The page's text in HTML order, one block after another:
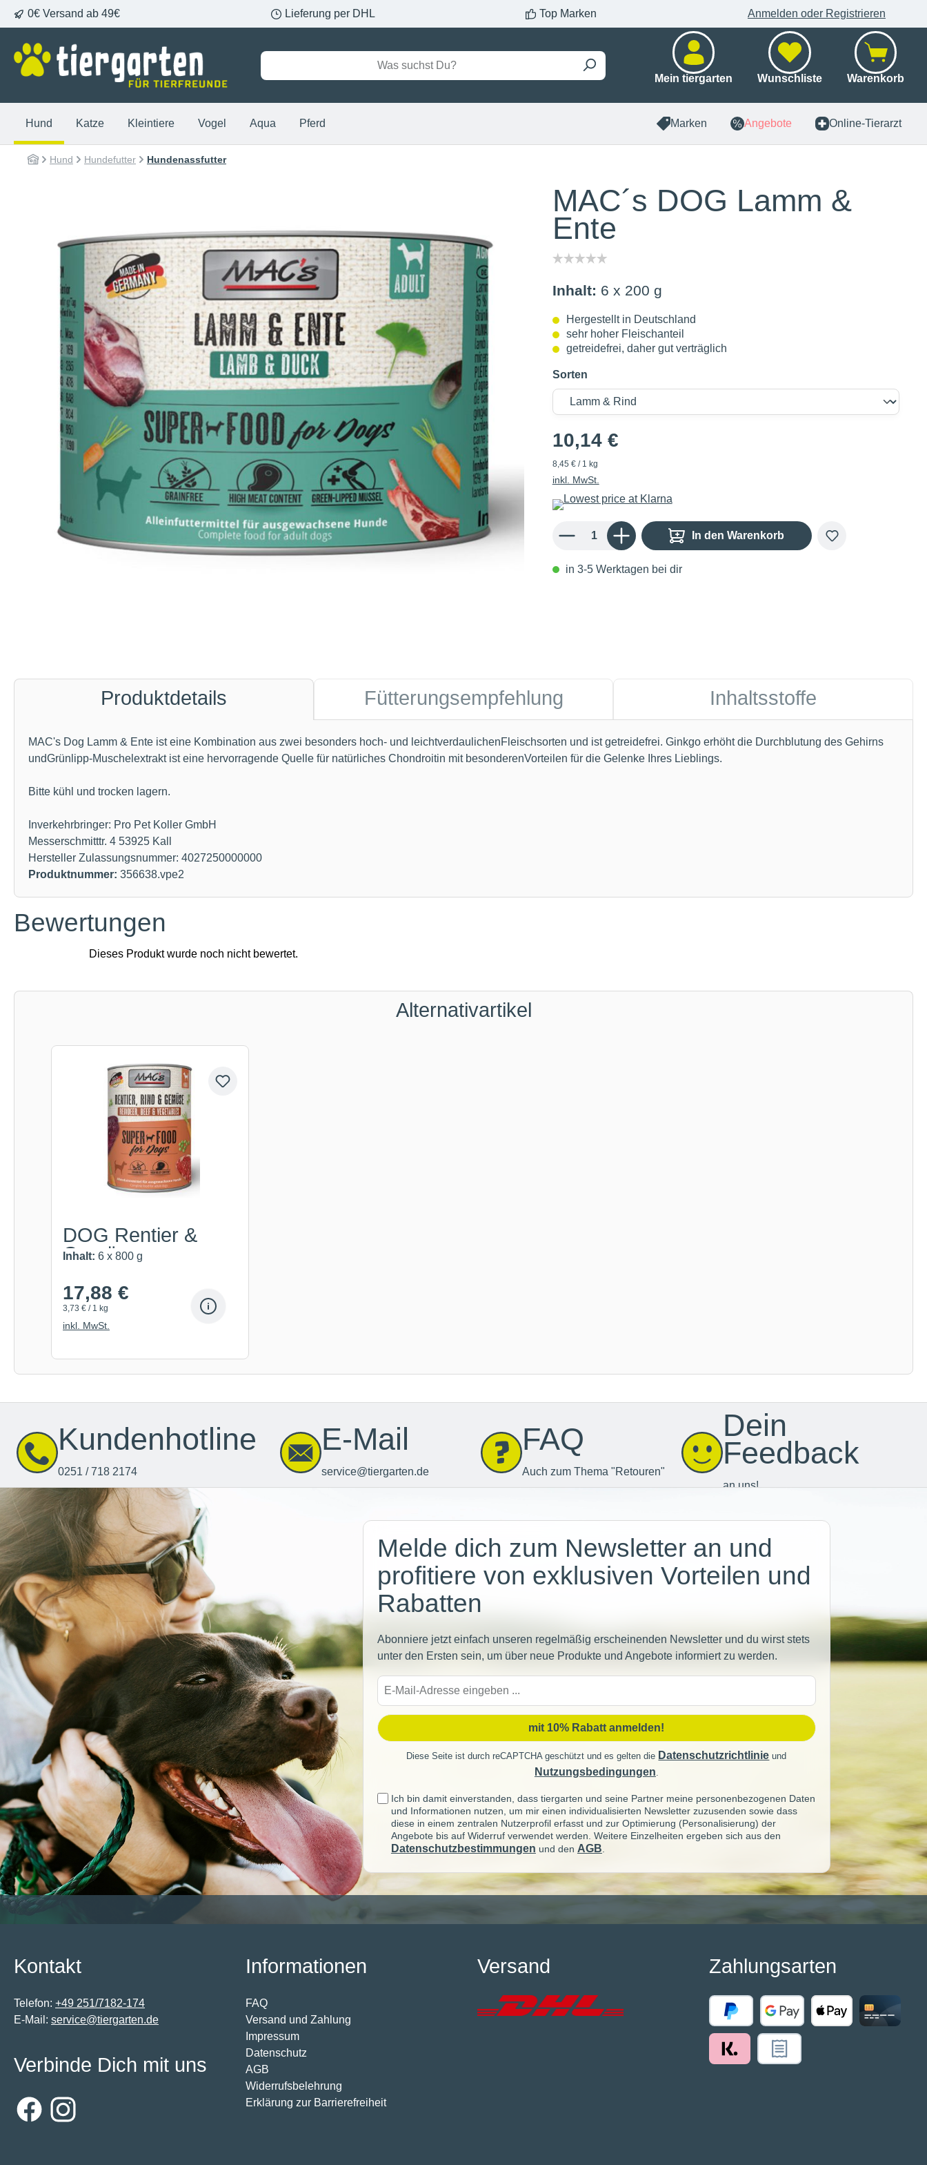
Zur Hauptnavigation springen
0€ Versand ab 49€ Lieferung per DHL Top Marken Anmelden oder Registrieren
Mein tiergarten Wunschliste Warenkorb
Hund Katze Kleintiere Vogel Aqua Pferd Marken Angebote Online-Tierarzt
Hund Hundefutter Hundenassfutter
MAC´s DOG Lamm &
Ente
Inhalt: 6 x 200 g
Hergestellt in Deutschland
sehr hoher Fleischanteil
getreidefrei, daher gut verträglich
Sorten
10,14 €
8,45 € / 1 kg
inkl. MwSt.
Produkt Anzahl: Gib den gewünschten Wert ein oder benutze die Schaltflächen um die Anzahl zu
In den Warenkorb
in 3-5 Werktagen bei dir
Produktdetails Fütterungsempfehlung Inhaltsstoffe
MAC's Dog Lamm & Ente ist eine Kombination aus zwei besonders hoch- und leichtverdaulichenFleischsorten und ist getreidefrei. Ginkgo erhöht die Durchblutung des Gehirns
undGrünlipp-Muschelextrakt ist eine hervorragende Quelle für natürliches Chondroitin mit besonderenVorteilen für die Gelenke Ihres Lieblings.
Bitte kühl und trocken lagern.
Inverkehrbringer: Pro Pet Koller GmbH
Messerschmitttr. 4 53925 Kall
Hersteller Zulassungsnummer: 4027250000000
Produktnummer: 356638.vpe2
Bewertungen
Alternativartikel
Produktgalerie überspringen
DOG Rentier &
Gemüse
Inhalt: 6 x 800 g
17,88 €
3,73 € / 1 kg
inkl. MwSt.
Kundenhotline
0251 / 718 2174
E-Mail
service@tiergarten.de
FAQ
Auch zum Thema "Retouren"
Dein
Feedback
an uns!
Melde dich zum Newsletter an und
profitiere von exklusiven Vorteilen und
Rabatten
Abonniere jetzt einfach unseren regelmäßig erscheinenden Newsletter und du wirst stets
unter den Ersten sein, um über neue Produkte und Angebote informiert zu werden.
Adresse
mit 10% Rabatt anmelden!
Diese Seite ist durch reCAPTCHA geschützt und es gelten die Datenschutzrichtlinie und
Nutzungsbedingungen.
Ich bin damit einverstanden, dass tiergarten und seine Partner meine personenbezogenen Daten
und Informationen nutzen, um mir einen individualisierten Newsletter zuzusenden sowie dass
diese in einem zentralen Nutzerprofil erfasst und zur Optimierung (Personalisierung) der
Angebote bis auf Widerruf verwendet werden. Weitere Einzelheiten ergeben sich aus den
Datenschutzbestimmungen und den AGB
Kontakt
Telefon: +49 251/7182-174
E-Mail: service@tiergarten.de
Informationen
FAQ
Versand und Zahlung
Impressum
Datenschutz
AGB
Widerrufsbelehrung
Erklärung zur Barrierefreiheit
Versand Zahlungsarten
Verbinde Dich mit uns
FacebookInstagram